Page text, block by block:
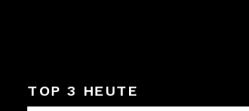
TOP 3 HEUTE